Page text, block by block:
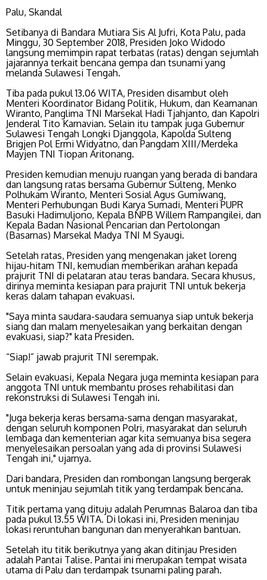
Palu, Skandal
Setibanya di Bandara Mutiara Sis Al Jufri, Kota Palu, pada
Minggu, 30 September 2018, Presiden Joko Widodo
langsung memimpin rapat terbatas (ratas) dengan sejumlah
jajarannya terkait bencana gempa dan tsunami yang
melanda Sulawesi Tengah.
Tiba pada pukul 13.06 WITA, Presiden disambut oleh
Menteri Koordinator Bidang Politik, Hukum, dan Keamanan
Wiranto, Panglima TNI Marsekal Hadi Tjahjanto, dan Kapolri
Jenderal Tito Karnavian. Selain itu tampak juga Gubernur
Sulawesi Tengah Longki Djanggola, Kapolda Sulteng
Brigjen Pol Ermi Widyatno, dan Pangdam XIII/Merdeka
Mayjen TNI Tiopan Aritonang.
Presiden kemudian menuju ruangan yang berada di bandara
dan langsung ratas bersama Gubernur Sulteng, Menko
Polhukam Wiranto, Menteri Sosial Agus Gumiwang,
Menteri Perhubungan Budi Karya Sumadi, Menteri PUPR
Basuki Hadimuljono, Kepala BNPB Willem Rampangilei, dan
Kepala Badan Nasional Pencarian dan Pertolongan
(Basarnas) Marsekal Madya TNI M Syaugi.
Setelah ratas, Presiden yang mengenakan jaket loreng
hijau-hitam TNI, kemudian memberikan arahan kepada
prajurit TNI di pelataran atau teras bandara. Secara khusus,
dirinya meminta kesiapan para prajurit TNI untuk bekerja
keras dalam tahapan evakuasi.
"Saya minta saudara-saudara semuanya siap untuk bekerja
siang dan malam menyelesaikan yang berkaitan dengan
evakuasi, siap?" kata Presiden.
“Siap!” jawab prajurit TNI serempak.
Selain evakuasi, Kepala Negara juga meminta kesiapan para
anggota TNI untuk membantu proses rehabilitasi dan
rekonstruksi di Sulawesi Tengah ini.
"Juga bekerja keras bersama-sama dengan masyarakat,
dengan seluruh komponen Polri, masyarakat dan seluruh
lembaga dan kementerian agar kita semuanya bisa segera
menyelesaikan persoalan yang ada di provinsi Sulawesi
Tengah ini," ujarnya.
Dari bandara, Presiden dan rombongan langsung bergerak
untuk meninjau sejumlah titik yang terdampak bencana.
Titik pertama yang dituju adalah Perumnas Balaroa dan tiba
pada pukul 13.55 WITA. Di lokasi ini, Presiden meninjau
lokasi reruntuhan bangunan dan menyerahkan bantuan.
Setelah itu titik berikutnya yang akan ditinjau Presiden
adalah Pantai Talise. Pantai ini merupakan tempat wisata
utama di Palu dan terdampak tsunami paling parah.